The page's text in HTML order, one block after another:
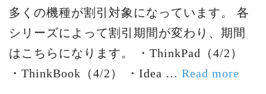
多くの機種が割引対象になっています。 各
シリーズによって割引期間が変わり、期間
はこちらになります。 ・ThinkPad（4/2）
・ThinkBook（4/2） ・Idea … Read more